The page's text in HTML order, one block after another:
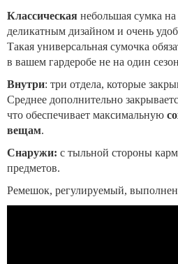
Классическая небольшая сумка на
деликатным дизайном и очень
Такая универсальная сумочка
в вашем гардеробе не на один
Внутри: три отдела, которые
Среднее дополнительно
что обеспечивает максимальную
вещам.
Снаружи: с тыльной стороны
предметов.
Ремешок, регулируемый,